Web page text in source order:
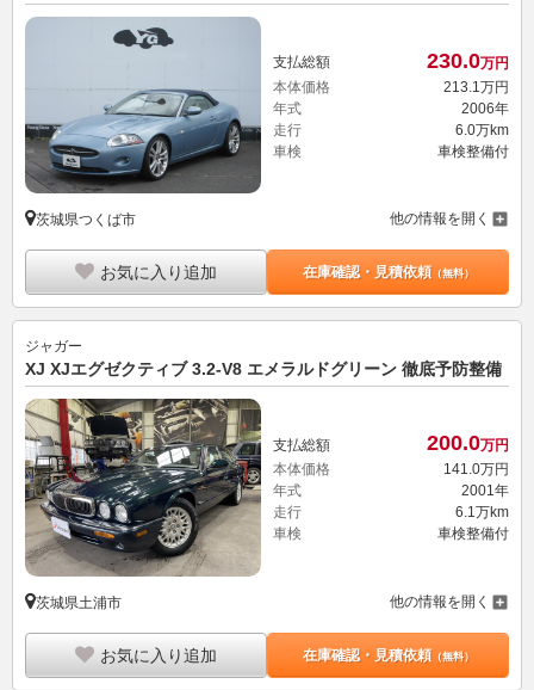
支払総額 230.0万円
本体価格
213. 1 万円
年式
2006年
走行
6.0万km
車検
車検整備付
茨城県つくば市 他の情報を開く
お気に入り追加 在庫確認・見積依頼（無料）
ジャガー
XJ XJエグゼクティブ 3.2-V8 エメラルドグリーン 徹底予防整備
支払総額 200.0万円
本体価格
141.0万円
年式
2001年
走行
6.1万km
車検
車検整備付
茨城県土浦市 他の情報を開く
お気に入り追加 在庫確認・見積依頼（無料）